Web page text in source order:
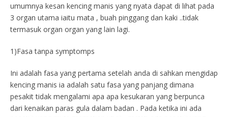
umumnya kesan kencing manis yang nyata dapat di lihat pada
3 organ utama iaitu mata , buah pinggang dan kaki ..tidak
termasuk organ organ yang lain lagi.
1)Fasa tanpa symptomps
Ini adalah fasa yang pertama setelah anda di sahkan mengidap
kencing manis ia adalah satu fasa yang panjang dimana
pesakit tidak mengalami apa apa kesukaran yang berpunca
dari kenaikan paras gula dalam badan . Pada ketika ini ada